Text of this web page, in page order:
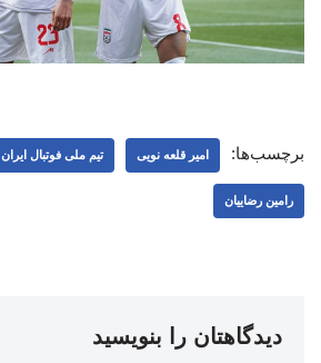
برچسب‌ها: امیر قلعه نویی تیم ملی فوتبال ایران
رامین رضاییان
دیدگاهتان را بنویسید